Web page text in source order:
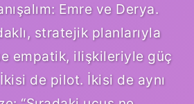
Emre ve Derya.
stratejik planlarıyla
empatik, ilişkileriyle güç
de pilot. İkisi de aynı